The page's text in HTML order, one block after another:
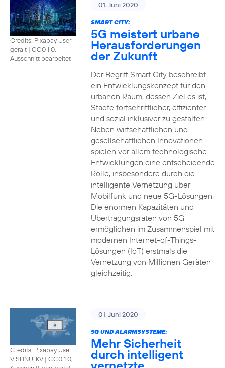
Credits: Pixabay User
geralt | CC0 1.0,
Ausschnitt bearbeitet
01. Juni 2020
SMART CITY:
5G meistert urbane
Herausforderungen
der Zukunft
Der Begriff Smart City beschreibt
ein Entwicklungskonzept für den
urbanen Raum, dessen Ziel es ist,
Städte fortschrittlicher, effizienter
und sozial inklusiver zu gestalten.
Neben wirtschaftlichen und
gesellschaftlichen Innovationen
spielen vor allem technologische
Entwicklungen eine entscheidende
Rolle, insbesondere durch die
intelligente Vernetzung über
Mobilfunk und neue 5G-Lösungen.
Die enormen Kapazitäten und
Übertragungsraten von 5G
ermöglichen im Zusammenspiel mit
modernen Internet-of-Things-
Lösungen (IoT) erstmals die
Vernetzung von Millionen Geräten
gleichzeitig.
Credits: Pixabay User
VISHNU_KV | CC0 1.0,
01. Juni 2020
5G UND ALARMSYSTEME:
Mehr Sicherheit
durch intelligent